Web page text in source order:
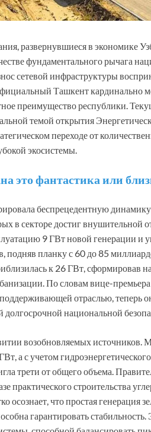
развернувшиеся в экономике
фундаментального рычага
сетевой инфраструктуры
Ташкент кардинально
преимущество республики.
темой открытия
переходе от
экосистемы.
это фантастика или
беспрецедентную
в секторе достиг внушительной
9 ГВт новой генерации и
подняв планку с 60 до 85
к 26 ГВт, сформировав
По словам вице-
отраслью, теперь
национальной
возобновляемых источников.
а с учетом
трети от общего объема.
практического строительства
осознает, что простая генерация
гарантировать стабильность.